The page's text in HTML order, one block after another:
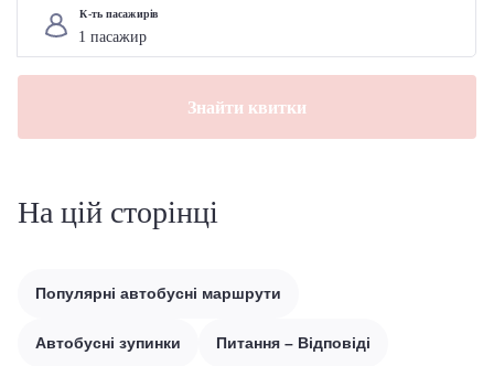
К-ть пасажирів
Знайти квитки
На цій сторінці
Популярні автобусні маршрути
Автобусні зупинки Питання – Відповіді